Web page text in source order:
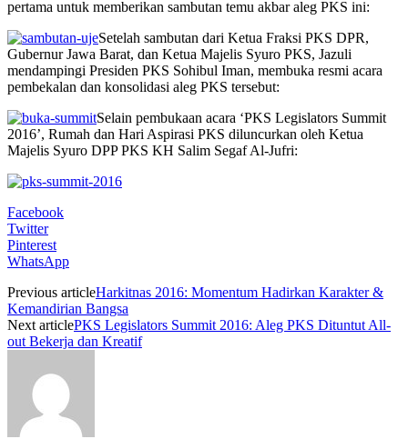
pertama untuk memberikan sambutan temu akbar aleg PKS ini:
Setelah sambutan dari Ketua Fraksi PKS DPR,
Gubernur Jawa Barat, dan Ketua Majelis Syuro PKS, Jazuli
mendampingi Presiden PKS Sohibul Iman, membuka resmi acara
pembekalan dan konsolidasi aleg PKS tersebut:
Selain pembukaan acara ‘PKS Legislators Summit
2016’, Rumah dan Hari Aspirasi PKS diluncurkan oleh Ketua
Majelis Syuro DPP PKS KH Salim Segaf Al-Jufri:
Facebook
Twitter
Pinterest
WhatsApp
Previous articleHarkitnas 2016: Momentum Hadirkan Karakter &
Kemandirian Bangsa
Next articlePKS Legislators Summit 2016: Aleg PKS Dituntut All-
out Bekerja dan Kreatif